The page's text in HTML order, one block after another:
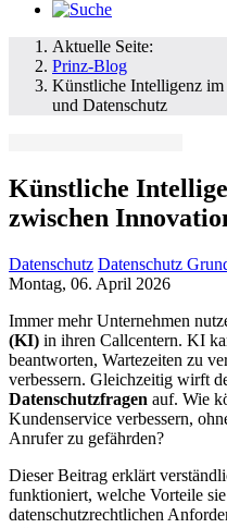
Aktuelle Seite:
Prinz-Blog
Künstliche Intelligenz
und Datenschutz
Künstliche
zwischen
Datenschutz Datenschutz
Montag, 06. April 2026
Immer mehr Unternehmen
(KI) in ihren Callcentern. KI
beantworten, Wartezeiten zu
verbessern. Gleichzeitig wirft
Datenschutzfragen auf. Wie
Kundenservice verbessern,
Anrufer zu gefährden?
Dieser Beitrag erklärt
funktioniert, welche Vorteile
datenschutzrechtlichen